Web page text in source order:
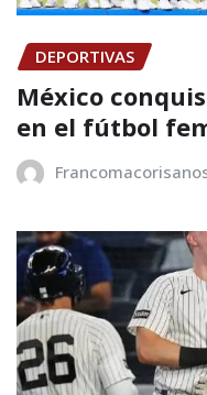
DEPORTIVAS
México
en el fútbol